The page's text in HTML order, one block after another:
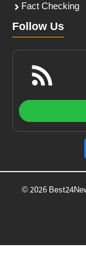
Fact Checking
Follow Us
© 2026